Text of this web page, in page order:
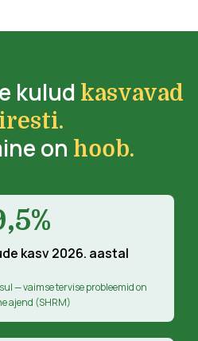
kulud kasvavad
on hoob.
kasv 2026. aastal
— vaimse tervise probleemid on
ajend (SHRM)